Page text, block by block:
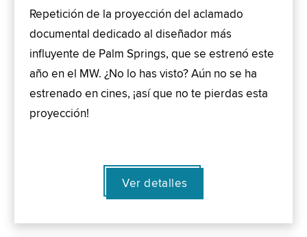
Repetición de la proyección del aclamado
documental dedicado al diseñador más
influyente de Palm Springs, que se estrenó este
año en el MW. ¿No lo has visto? Aún no se ha
estrenado en cines, ¡así que no te pierdas esta
proyección!
Ver detalles